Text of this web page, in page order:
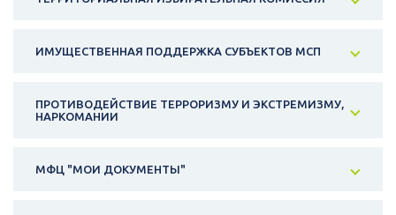
ИМУЩЕСТВЕННАЯ ПОДДЕРЖКА СУБЪЕКТОВ МСП
ПРОТИВОДЕЙСТВИЕ ТЕРРОРИЗМУ И ЭКСТРЕМИЗМУ,
НАРКОМАНИИ
МФЦ "МОИ ДОКУМЕНТЫ"